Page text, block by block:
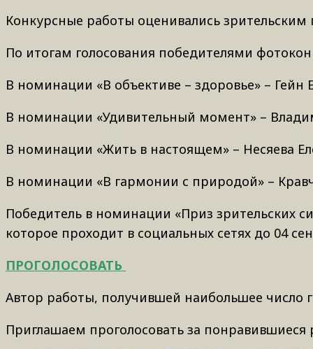
Конкурсные работы оценивались
По итогам голосования победителями
В номинации «В объективе – здоровье» – Гейн
В номинации «Удивительный момент» –
В номинации «Жить в настоящем» – Несяева
В номинации «В гармонии с природой» –
Победитель в номинации «Приз зрительских
которое проходит в социальных сетях до 04
ПРОГОЛОСОВАТЬ
Автор работы, получившей наибольшее число
Приглашаем проголосовать за